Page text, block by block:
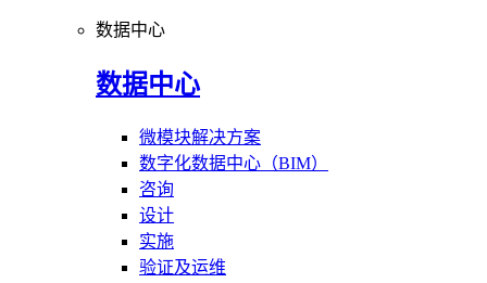
数据中心
数据中心
微模块解决方案
数字化数据中心（BIM）
咨询
设计
实施
验证及运维